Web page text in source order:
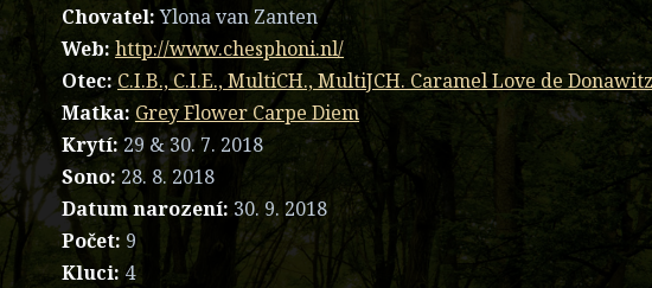
Chovatel:Ylona van Zanten
Web: http://www.chesphoni.nl/
Otec: C.I.B., C.I.E., MultiCH., MultiJCH. Caramel Love de Donawitz
Matka: Grey Flower Carpe Diem
Krytí: 29 & 30. 7. 2018
Sono:28. 8. 2018
Datum narození: 30. 9. 2018
Počet: 9
Kluci: 4